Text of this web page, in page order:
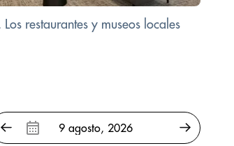
restaurantes y museos locales